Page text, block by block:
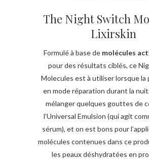
The Night Switch
Lixirskin
Formulé à base de molécules
pour des résultats ciblés, ce
Molecules est à utiliser lorsque la
en mode réparation durant la
mélanger quelques gouttes de
l’Universal Emulsion (qui agit
sérum), et on est bons pour
molécules contenues dans ce
les peaux déshydratées en